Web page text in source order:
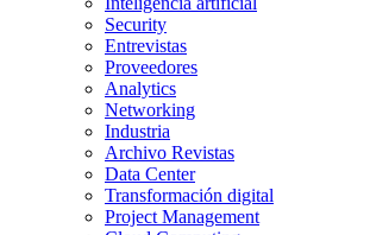
Security
Entrevistas
Proveedores
Analytics
Networking
Industria
Archivo Revistas
Data Center
Transformación digital
Project Management